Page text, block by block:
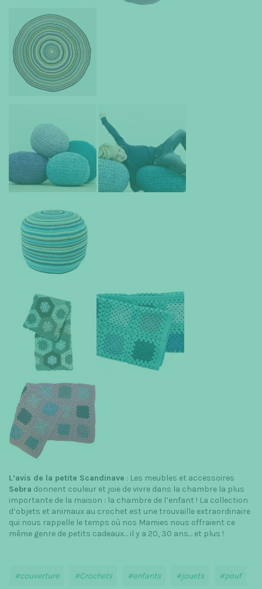
L’avis de la petite Scandinave : Les meubles et accessoires
Sebra donnent couleur et joie de vivre dans la chambre la plus
importante de la maison : la chambre de l’enfant ! La collection
d’objets et animaux au crochet est une trouvaille extraordinaire
qui nous rappelle le temps où nos Mamies nous offraient ce
même genre de petits cadeaux… il y a 20, 30 ans… et plus !
couverture Crochets enfants jouets pouf